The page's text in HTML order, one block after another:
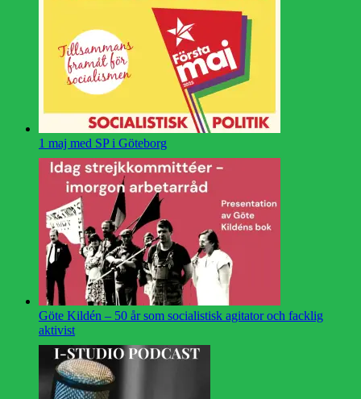
1 maj med SP i Göteborg
Göte Kildén – 50 år som socialistisk agitator och facklig
aktivist